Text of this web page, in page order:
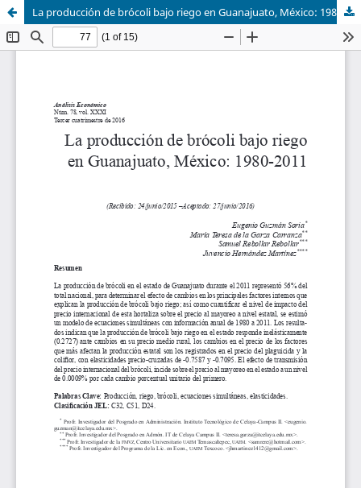
La producción de brócoli bajo riego en Guanajuato, México: 1980-2011